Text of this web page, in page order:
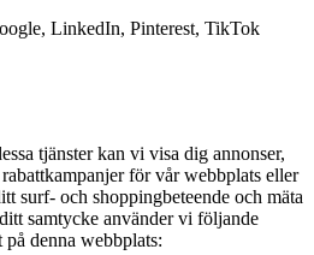
LinkedIn, Pinterest, TikTok
tjänster kan vi visa dig annonser,
för vår webbplats eller
surf- och shoppingbeteende och mäta
samtycke använder vi följande
denna webbplats: